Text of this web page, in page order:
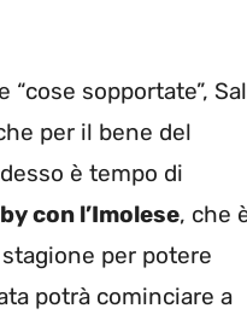
sopportate”,
per il bene del
è tempo di
con l’Imolese, che
per potere
potrà cominciare a